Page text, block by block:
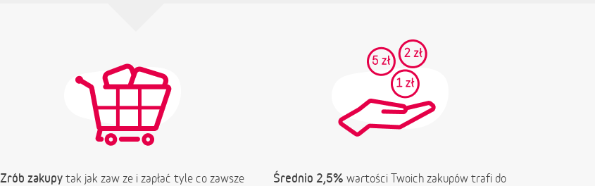
Zrób zakupytak jak zaw ze i zapłać tyle co zawsze Średnio 2,5% wartości Twoich zakupów trafi do